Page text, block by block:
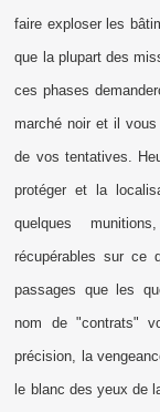
faire exploser les
que la plupart des
ces phases
marché noir et il
de vos tentatives.
protéger et la
quelques
récupérables sur ce
passages que les
nom de "contrats"
précision, la
le blanc des yeux de